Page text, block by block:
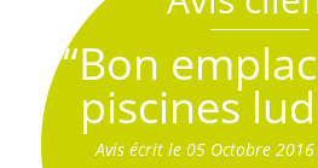
“Bon
piscines
Avis écrit le 05 Octobre